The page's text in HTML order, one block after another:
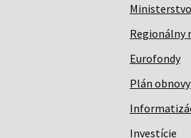
Ministerstvo
Regionálny
Eurofondy
Plán obnovy
Investície